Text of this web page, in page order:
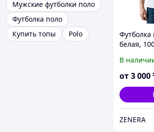
Мужские футболки поло
Футболка поло
Купить топы
Polo
Футболка
белая,
В
от3 000
ZENERA